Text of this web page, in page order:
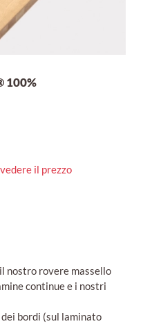
100%
il prezzo
nostro rovere massello
continue e i nostri
bordi (sul laminato